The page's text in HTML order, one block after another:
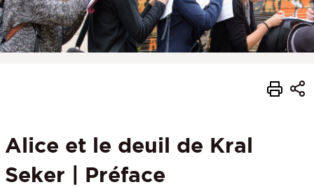
Alice et le deuil de Kral
Seker | Préface